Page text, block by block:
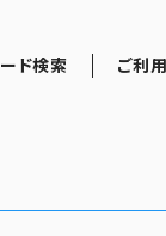
ド検索 ご利